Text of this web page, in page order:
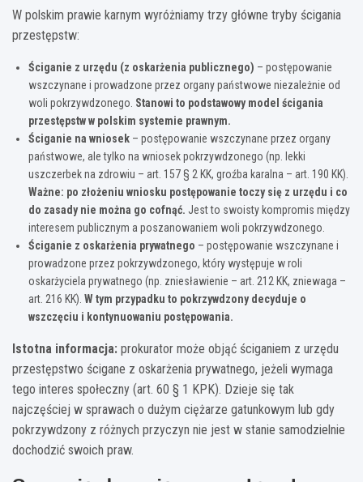
W polskim prawie karnym wyróżniamy trzy główne tryby ścigania
przestępstw:
Ściganie z urzędu (z oskarżenia publicznego) – postępowanie
wszczynane i prowadzone przez organy państwowe niezależnie od
woli pokrzywdzonego. Stanowi to podstawowy model ścigania
przestępstw w polskim systemie prawnym.
Ściganie na wniosek – postępowanie wszczynane przez organy
państwowe, ale tylko na wniosek pokrzywdzonego (np. lekki
uszczerbek na zdrowiu – art. 157 § 2 KK, groźba karalna – art. 190 KK).
Ważne: po złożeniu wniosku postępowanie toczy się z urzędu i co
do zasady nie można go cofnąć. Jest to swoisty kompromis między
interesem publicznym a poszanowaniem woli pokrzywdzonego.
Ściganie z oskarżenia prywatnego – postępowanie wszczynane i
prowadzone przez pokrzywdzonego, który występuje w roli
oskarżyciela prywatnego (np. zniesławienie – art. 212 KK, zniewaga –
art. 216 KK). W tym przypadku to pokrzywdzony decyduje o
wszczęciu i kontynuowaniu postępowania.
Istotna informacja: prokurator może objąć ściganiem z urzędu
przestępstwo ścigane z oskarżenia prywatnego, jeżeli wymaga
tego interes społeczny (art. 60 § 1 KPK). Dzieje się tak
najczęściej w sprawach o dużym ciężarze gatunkowym lub gdy
pokrzywdzony z różnych przyczyn nie jest w stanie samodzielnie
dochodzić swoich praw.